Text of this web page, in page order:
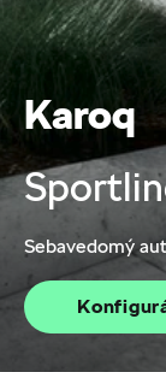
Karoq
Sebavedomý